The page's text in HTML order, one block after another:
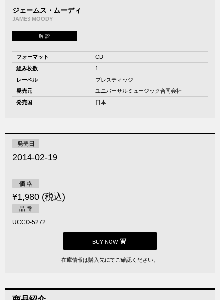
ジェームス・ムーディ
JAMES MOODY
解 説
フォーマット
CD
組み枚数
1
レーベル
プレスティッジ
発売元
ユニバーサルミュージック合同会社
発売国
日本
発売日
2014-02-19
価 格
¥1,980 (税込)
品 番
UCCO-5272
BUY NOW
在庫情報は購入先にてご確認ください。